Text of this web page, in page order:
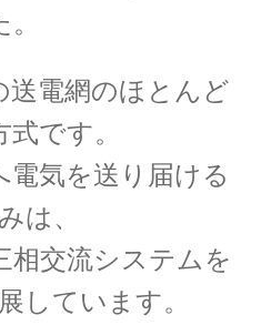
クスウェル
め、電磁波が光速
示した】
＝キューリー
リン30を実現】
送電網のほとんど
です。
気を送り届ける
は、
相交流システムを
しています。